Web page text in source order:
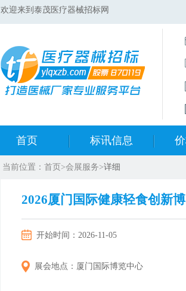
欢迎来到泰茂医疗器械招标网
首页 标讯信息
集采标讯动态
集采标讯项目
医院标讯动态
开
当前位置： 首页 >会展服务>详细
2026厦门国际健康轻食创新
开始时间： 2026-11-05
展会地点： 厦门国际博览中心